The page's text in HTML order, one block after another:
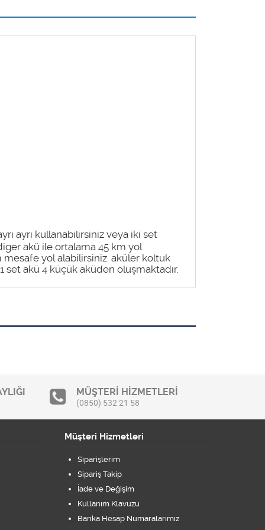
ayrı kullanabilirsiniz veya iki set
akü ile ortalama 45 km yol
mesafe yol alabilirsiniz. aküler koltuk
set akü 4 küçük aküden oluşmaktadır.
MÜŞTERİ HİZMETLERİ
(0850) 532 21 58
Müşteri Hizmetleri
Siparişlerim
Sipariş Takip
İade ve Değişim
Kullanım Klavuzu
Banka Hesap Numaralarımız